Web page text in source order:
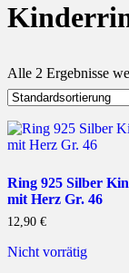
Alle 2 Ergebnisse
Ring 925 Silber
mit Herz Gr. 46
12,90 €
Nicht vorrätig